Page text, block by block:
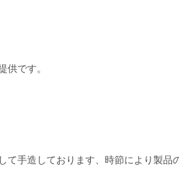
供です。
て手造しております、時節により製品